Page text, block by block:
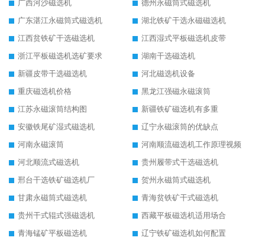
广西河沙磁选机
德州永磁筒式磁选机
广东湛江永磁筒式磁选机
湖北铁矿干选永磁磁选机
江西贫铁矿干选磁选机
江西湿式平板磁选机皮带
浙江平板磁选机选矿要求
湖南干选磁选机
新疆皮带干选磁选机
河北磁选机设备
重庆磁选机价格
黑龙江强磁永磁滚筒
江苏永磁滚筒结构图
新疆铁矿磁选机有多重
安徽铁尾矿湿式磁选机
辽宁永磁滚筒的优缺点
河南永磁滚筒
河南顺流磁选机工作原理视频
河北顺流式磁选机
贵州履带式干选磁选机
邢台干选铁矿磁选机厂
贺州永磁筒式磁选机
甘肃永磁筒式磁选机
青海贫铁矿干式磁选机
贵州干式辊式强磁选机
西藏平板磁选机适用场合
青海锰矿平板磁选机
辽宁铁矿磁选机如何配置